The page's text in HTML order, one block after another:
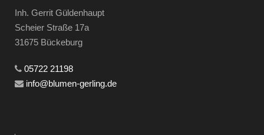
Inh. Gerrit Güldenhaupt
Scheier Straße 17a
31675 Bückeburg
05722 21198
info@blumen-gerling.de